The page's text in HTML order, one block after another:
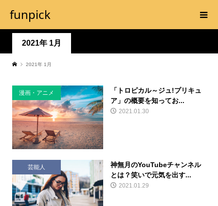
funpick
2021年 1月
2021年 1月
漫画・アニメ
「トロピカル～ジュ!プリキュ
ア」の概要を知ってお...
2021.01.30
芸能人
神無月のYouTubeチャンネル
とは？笑いで元気を出す...
2021.01.29